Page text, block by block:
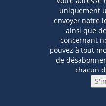
uniquement
envoyer notre
ainsi que
concernant
pouvez à tout
de
chacun